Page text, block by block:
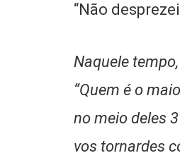
“Não
Naquele
“Quem é o
no meio deles
vos tornardes